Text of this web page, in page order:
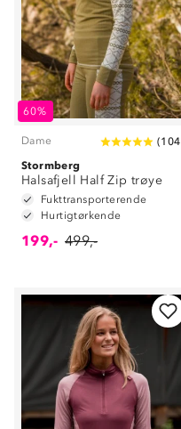
60%
Dame (104
Stormberg
Halsafjell Half Zip trøye
Fukttransporterende
Hurtigtørkende
199,- 499,-